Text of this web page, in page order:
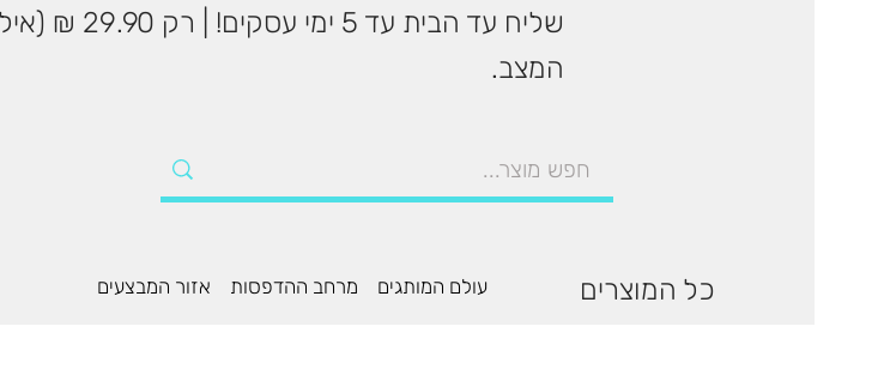
המצב.
עולם המותגים מרחב ההדפסות אזור המבצעים כל המוצרים